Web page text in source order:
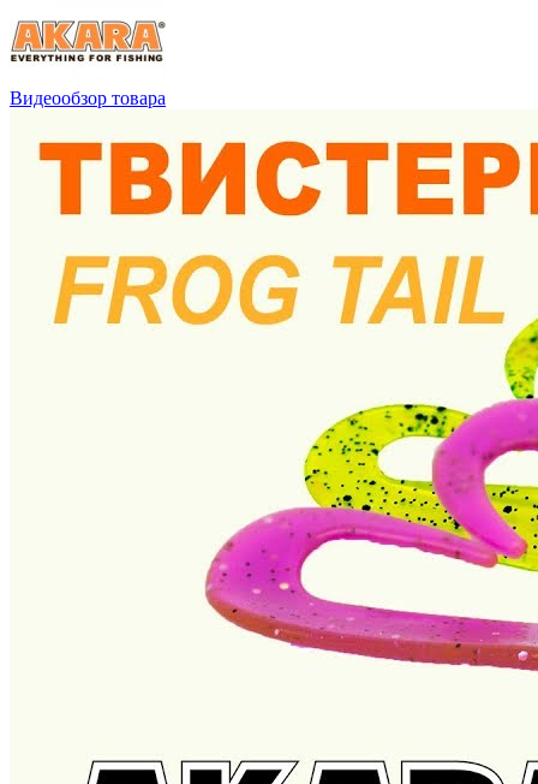
Видеообзор товара